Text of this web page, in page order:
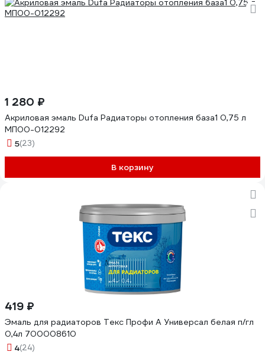
1 280 ₽
Акриловая эмаль Dufa Радиаторы отопления база1 0,75 л
МП00-012292
5(23)
В корзину
419 ₽
Эмаль для радиаторов Текс Профи А Универсал белая п/гл
0,4л 700008610
4(24)